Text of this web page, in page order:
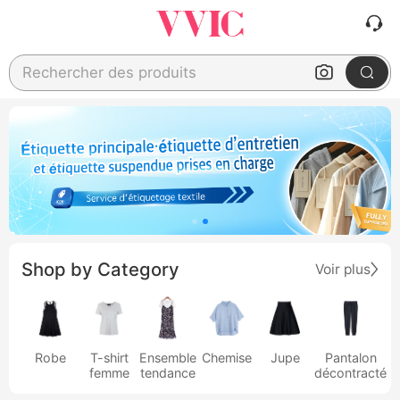
Rechercher des produits
Shop by Category Voir plus
Robe
T-shirt
femme
Ensemble
tendance
Chemise Jupe
Pantalon
décontracté